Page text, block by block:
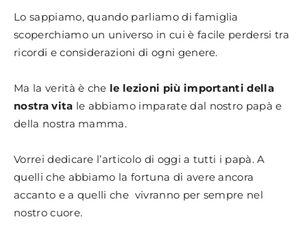
Lo sappiamo, quando parliamo di famiglia
scoperchiamo un universo in cui è facile perdersi tra
ricordi e considerazioni di ogni genere.
Ma la verità è che le lezioni più importanti della
nostra vita le abbiamo imparate dal nostro papà e
della nostra mamma.
Vorrei dedicare l’articolo di oggi a tutti i papà. A
quelli che abbiamo la fortuna di avere ancora
accanto e a quelli che vivranno per sempre nel
nostro cuore.